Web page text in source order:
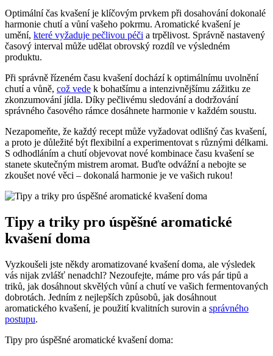
Optimální čas kvašení je klíčovým prvkem při dosahování dokonalé
harmonie chutí a vůní vašeho pokrmu. Aromatické kvašení je
umění, které vyžaduje pečlivou péči a trpělivost. Správně nastavený
časový interval může udělat obrovský rozdíl ve výsledném
produktu.
Při správně řízeném času kvašení dochází k optimálnímu uvolnění
chutí a vůně, což vede k bohatšímu a intenzivnějšímu zážitku ze
zkonzumování jídla. Díky pečlivému sledování a dodržování
správného časového rámce dosáhnete harmonie v každém soustu.
Nezapomeňte, že každý recept může vyžadovat odlišný čas kvašení,
a proto je důležité být flexibilní a experimentovat s různými délkami.
S odhodláním a chutí objevovat nové kombinace času kvašení se
stanete skutečným mistrem aromat. Buďte odvážní a nebojte se
zkoušet nové věci – dokonalá harmonie je ve vašich rukou!
Tipy a triky pro úspěšné aromatické
kvašení doma
Vyzkoušeli jste někdy aromatizované kvašení doma, ale výsledek
vás nijak zvlášť nenadchl? Nezoufejte, máme pro vás pár tipů a
triků, jak dosáhnout skvělých vůní a chutí ve vašich fermentovaných
dobrotách. Jedním z nejlepších způsobů, jak dosáhnout
aromatického kvašení, je použití kvalitních surovin a správného
postupu.
Tipy pro úspěšné aromatické kvašení doma: